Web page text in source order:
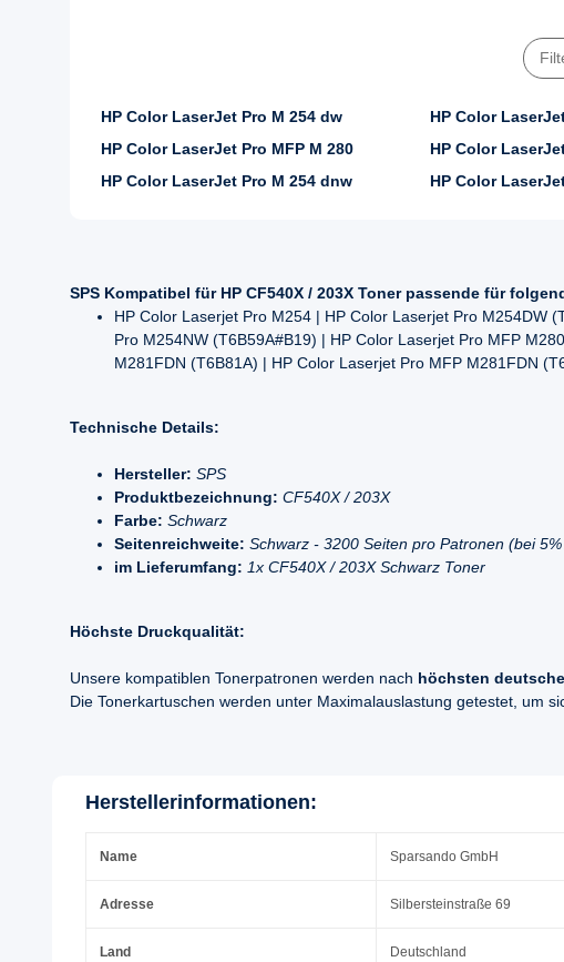
HP Color LaserJet Pro M 254 dw HP Color
HP Color LaserJet Pro MFP M 280
HP Color
HP Color LaserJet Pro M 254 dnw
HP Color
SPS Kompatibel für HP CF540X / 203X Toner passende für
HP Color Laserjet Pro M254 | HP Color Laserjet Pro M254DW
Pro M254NW (T6B59A#B19) | HP Color Laserjet Pro MFP
M281FDN (T6B81A) | HP Color Laserjet Pro MFP M281FDN
Technische Details:
Hersteller: SPS
Produktbezeichnung: CF540X / 203X
Farbe: Schwarz
Seitenreichweite: Schwarz - 3200 Seiten pro Patronen (bei
im Lieferumfang: 1x CF540X / 203X Schwarz Toner
Höchste Druckqualität:
Unsere kompatiblen Tonerpatronen werden nach höchsten
Die Tonerkartuschen werden unter Maximalauslastung getestet, um
Herstellerinformationen:
Name Sparsando GmbH
Adresse Silbersteinstraße 69
Land Deutschland